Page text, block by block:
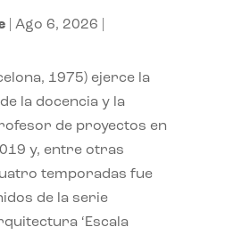
| Ago 6, 2026
1975) ejerce la
la docencia y la
de proyectos en
y, entre otras
temporadas fue
de la serie
‘Escala